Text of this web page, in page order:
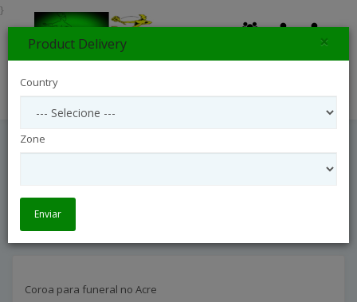
Coroa Para Funeral No Acre
Coroa para funeral no Acre
}
Product Delivery ×
Country
Zone
Enviar